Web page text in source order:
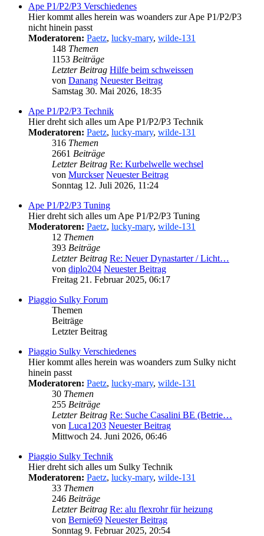
Ape P1/P2/P3 Verschiedenes
Hier kommt alles herein was woanders zur Ape P1/P2/P3
nicht hinein passt
Moderatoren: Paetz, lucky-mary, wilde-131
148 Themen
1153 Beiträge
Letzter Beitrag Hilfe beim schweissen
von Danang Neuester Beitrag
Samstag 30. Mai 2026, 18:35
Ape P1/P2/P3 Technik
Hier dreht sich alles um Ape P1/P2/P3 Technik
Moderatoren: Paetz, lucky-mary, wilde-131
316 Themen
2661 Beiträge
Letzter Beitrag Re: Kurbelwelle wechsel
von Murckser Neuester Beitrag
Sonntag 12. Juli 2026, 11:24
Ape P1/P2/P3 Tuning
Hier dreht sich alles um Ape P1/P2/P3 Tuning
Moderatoren: Paetz, lucky-mary, wilde-131
12 Themen
393 Beiträge
Letzter Beitrag Re: Neuer Dynastarter / Licht…
von diplo204 Neuester Beitrag
Freitag 21. Februar 2025, 06:17
Piaggio Sulky Forum
Themen
Beiträge
Letzter Beitrag
Piaggio Sulky Verschiedenes
Hier kommt alles herein was woanders zum Sulky nicht
hinein passt
Moderatoren: Paetz, lucky-mary, wilde-131
30 Themen
255 Beiträge
Letzter Beitrag Re: Suche Casalini BE (Betrie…
von Luca1203 Neuester Beitrag
Mittwoch 24. Juni 2026, 06:46
Piaggio Sulky Technik
Hier dreht sich alles um Sulky Technik
Moderatoren: Paetz, lucky-mary, wilde-131
33 Themen
246 Beiträge
Letzter Beitrag Re: alu flexrohr für heizung
von Bernie69 Neuester Beitrag
Sonntag 9. Februar 2025, 20:54